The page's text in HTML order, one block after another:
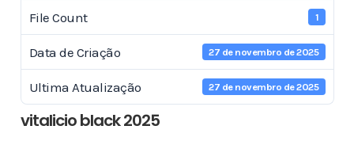
File Count 1
Data de Criação 27 de novembro de 2025
Ultima Atualização 27 de novembro de 2025
vitalicio black 2025